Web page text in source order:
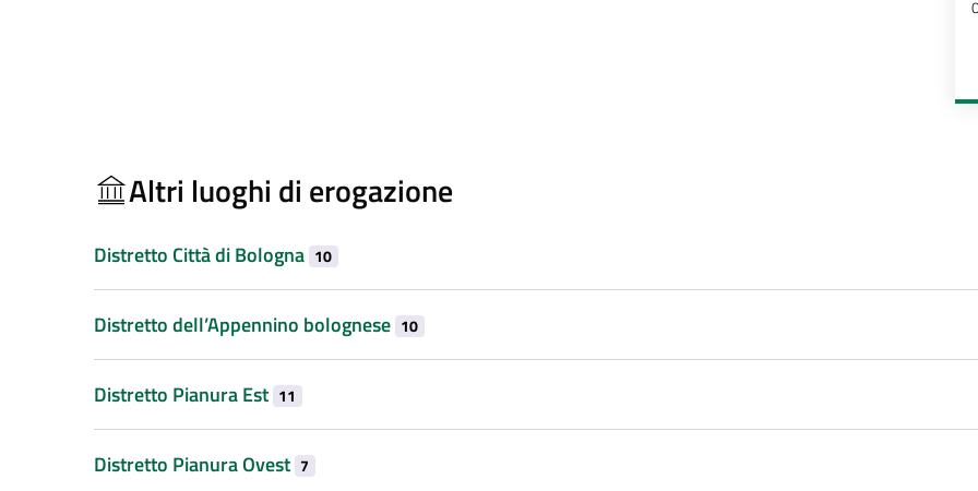
Altri luoghi di erogazione
Distretto Città di Bologna 10
Distretto dell’Appennino bolognese 10
Distretto Pianura Est 11
Distretto Pianura Ovest 7